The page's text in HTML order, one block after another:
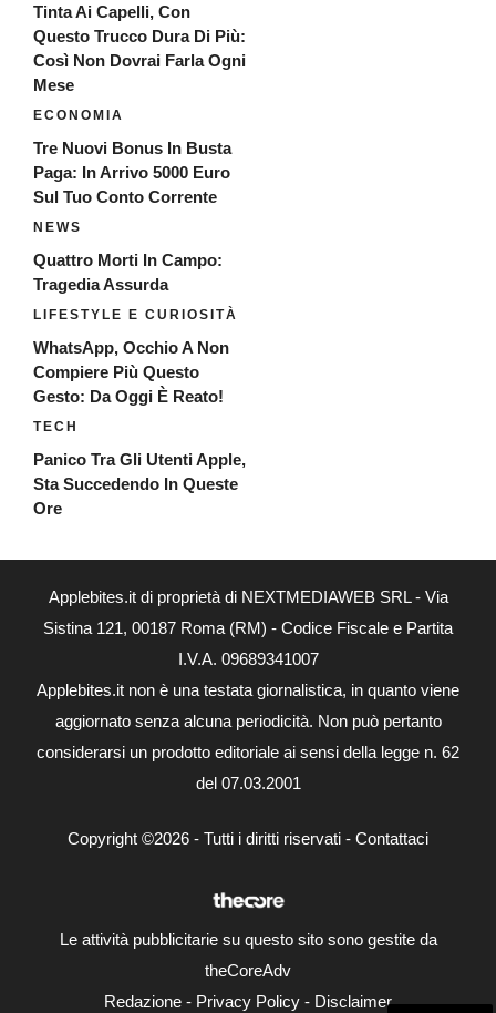
Tinta Ai Capelli, Con
Questo Trucco Dura Di Più:
Così Non Dovrai Farla Ogni
Mese
ECONOMIA
Tre Nuovi Bonus In Busta
Paga: In Arrivo 5000 Euro
Sul Tuo Conto Corrente
NEWS
Quattro Morti In Campo:
Tragedia Assurda
LIFESTYLE E CURIOSITÀ
WhatsApp, Occhio A Non
Compiere Più Questo
Gesto: Da Oggi È Reato!
TECH
Panico Tra Gli Utenti Apple,
Sta Succedendo In Queste
Ore
Applebites.it di proprietà di NEXTMEDIAWEB SRL - Via
Sistina 121, 00187 Roma (RM) - Codice Fiscale e Partita
I.V.A. 09689341007
Applebites.it non è una testata giornalistica, in quanto viene
aggiornato senza alcuna periodicità. Non può pertanto
considerarsi un prodotto editoriale ai sensi della legge n. 62
del 07.03.2001
Copyright ©2026 - Tutti i diritti riservati - Contattaci
Le attività pubblicitarie su questo sito sono gestite da
theCoreAdv
Redazione - Privacy Policy - Disclaimer